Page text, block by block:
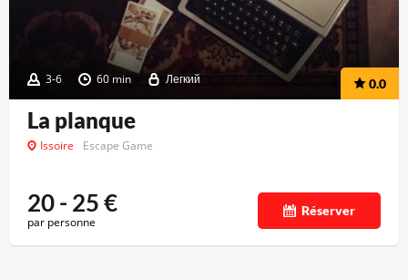
3-6 60 min Легкий 0.0
La planque
Issoire Escape Game
20 - 25€
par personne
Réserver